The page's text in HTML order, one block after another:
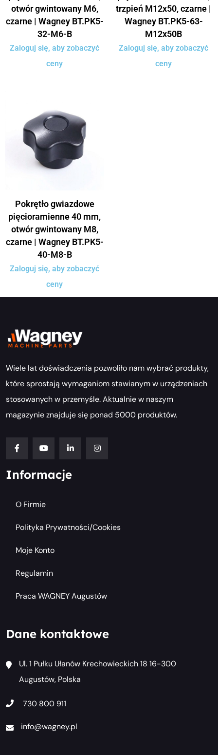
otwór gwintowany M6,
czarne | Wagney BT.PK5-
32-M6-B
Zaloguj się, aby zobaczyć
ceny
trzpień M12x50, czarne |
Wagney BT.PK5-63-
M12x50B
Zaloguj się, aby zobaczyć
ceny
Pokrętło gwiazdowe
pięcioramienne 40 mm,
otwór gwintowany M8,
czarne | Wagney BT.PK5-
40-M8-B
Zaloguj się, aby zobaczyć
ceny
Wiele lat doświadczenia pozwoliło nam wybrać produkty,
które sprostają wymaganiom stawianym w urządzeniach
stosowanych w przemyśle. Aktualnie w naszym
magazynie znajduje się ponad 5000 produktów.
Informacje
O Firmie
Polityka Prywatności/cookies
Moje Konto
Regulamin
Praca WAGNEY Augustów
Dane kontaktowe
Ul. 1 Pułku Ułanów Krechowieckich 18 16-300
Augustów, Polska
730 800 911
info@wagney.pl